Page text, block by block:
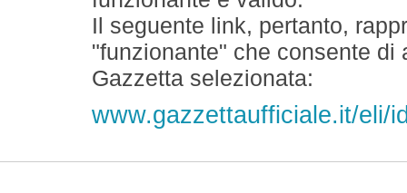
Il seguente link, pertanto,
"funzionante" che consente
Gazzetta selezionata:
www.gazzettaufficiale.it/eli/